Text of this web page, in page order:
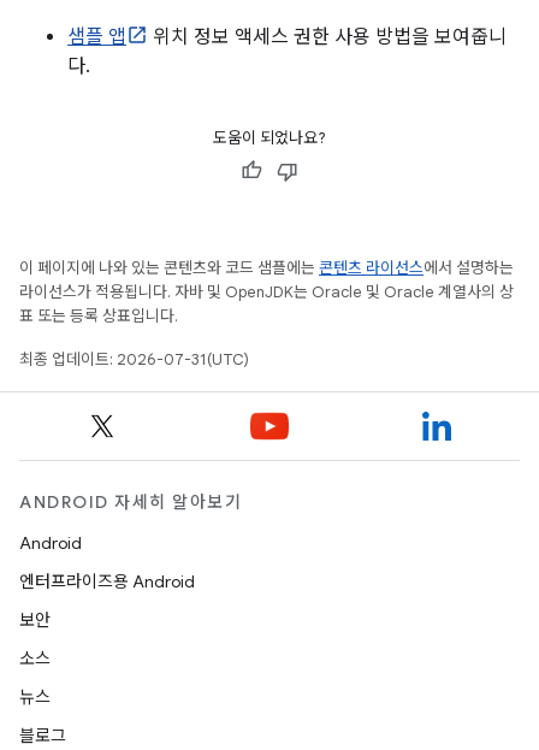
샘플 앱
위치 정보 액세스 권한 사용 방법을 보여줍니
다.
도움이 되었나요?
이 페이지에 나와 있는 콘텐츠와 코드 샘플에는 콘텐츠 라이선스에서 설명하는
라이선스가 적용됩니다. 자바 및 OpenJDK는 Oracle 및 Oracle 계열사의 상
표 또는 등록 상표입니다.
최종 업데이트: 2026-07-31(UTC)
ANDROID 자세히 알아보기
Android
엔터프라이즈용 Android
보안
소스
뉴스
블로그